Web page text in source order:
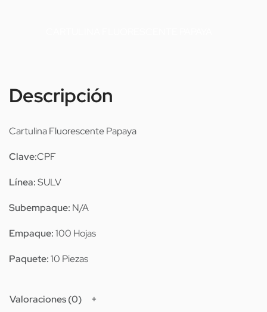
Descripción
Cartulina Fluorescente Papaya
Clave:CPF
Línea:SULV
Subempaque: N/A
Empaque:100 Hojas
Paquete:10 Piezas
Valoraciones (0)